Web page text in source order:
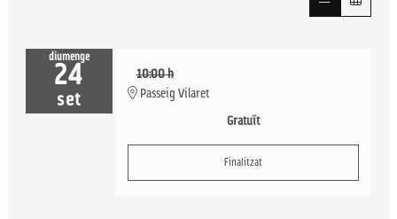
diumenge
24
set
10:00 h
Passeig Vilaret
Gratuït
Finalitzat